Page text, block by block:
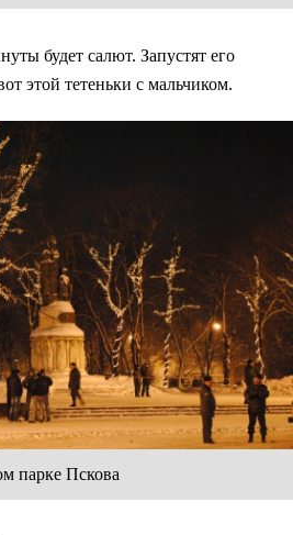
будет салют. Запустят его
этой тетеньки с мальчиком.
парке Пскова